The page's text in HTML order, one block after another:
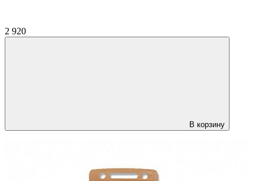
2 920
В корзину